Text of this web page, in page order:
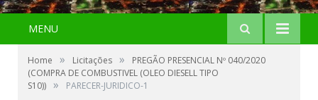
MENU
Home » Licitações »
PREGÃO PRESENCIAL Nº 040/2020
(COMPRA DE COMBUSTIVEL (OLEO DIESELL TIPO
S10)) » PARECER-JURIDICO-1